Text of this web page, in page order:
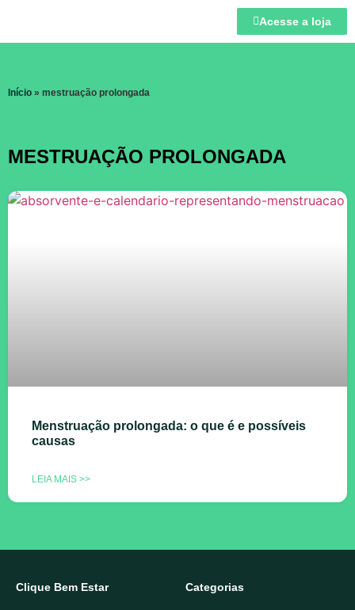
Acesse a loja
Início » mestruação prolongada
MESTRUAÇÃO PROLONGADA
Menstruação prolongada: o que é e possíveis
causas
LEIA MAIS >>
Clique Bem Estar Categorias